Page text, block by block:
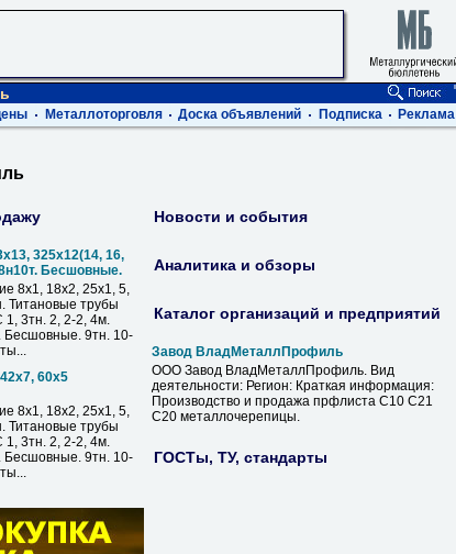
Металлоторговля Доска объявлений Подписка Реклама
325х12(14, 16,
Бесшовные.
8х1, 18х2, 25х1, 5,
Титановые трубы
1, 3тн. 2, 2-2, 4м.
9тн. 10-
60х5
8х1, 18х2, 25х1, 5,
Титановые трубы
1, 3тн. 2, 2-2, 4м.
9тн. 10-
Новости и события
Аналитика и обзоры
Каталог организаций и предприятий
Завод ВладМеталлПрофиль
ООО Завод ВладМеталлПрофиль. Вид
деятельности: Регион: Краткая информация:
Производство и продажа прфлиста С10 С21
С20 металлочерепицы.
ГОСТы, ТУ, стандарты